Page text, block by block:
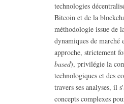
technologies
Bitcoin et de la
méthodologie issue de
dynamiques de
approche, strictement
based), privilégie la
technologiques et des
travers ses analyses, il
concepts complexes